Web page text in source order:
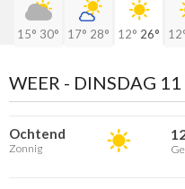
15° 30° 17° 28° 12° 26°
WEER - DINSDAG
Ochtend
Zonnig